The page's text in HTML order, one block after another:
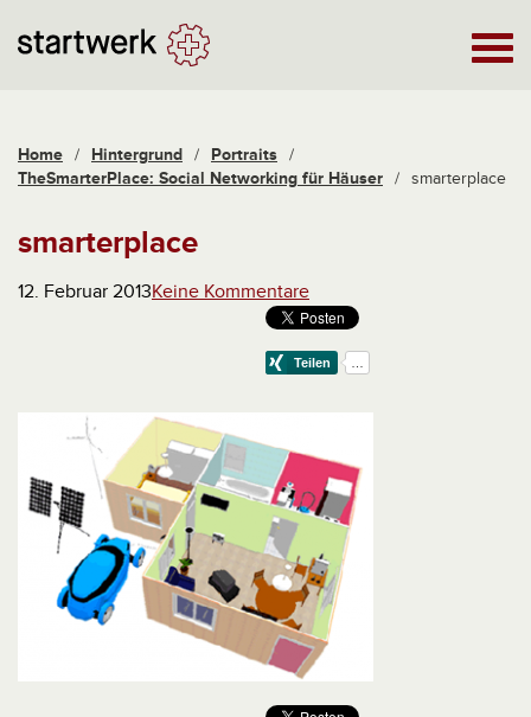
Home / Hintergrund / Portraits /
TheSmarterPlace: Social Networking für Häuser / smarterplace
smarterplace
12. Februar 2013Keine Kommentare